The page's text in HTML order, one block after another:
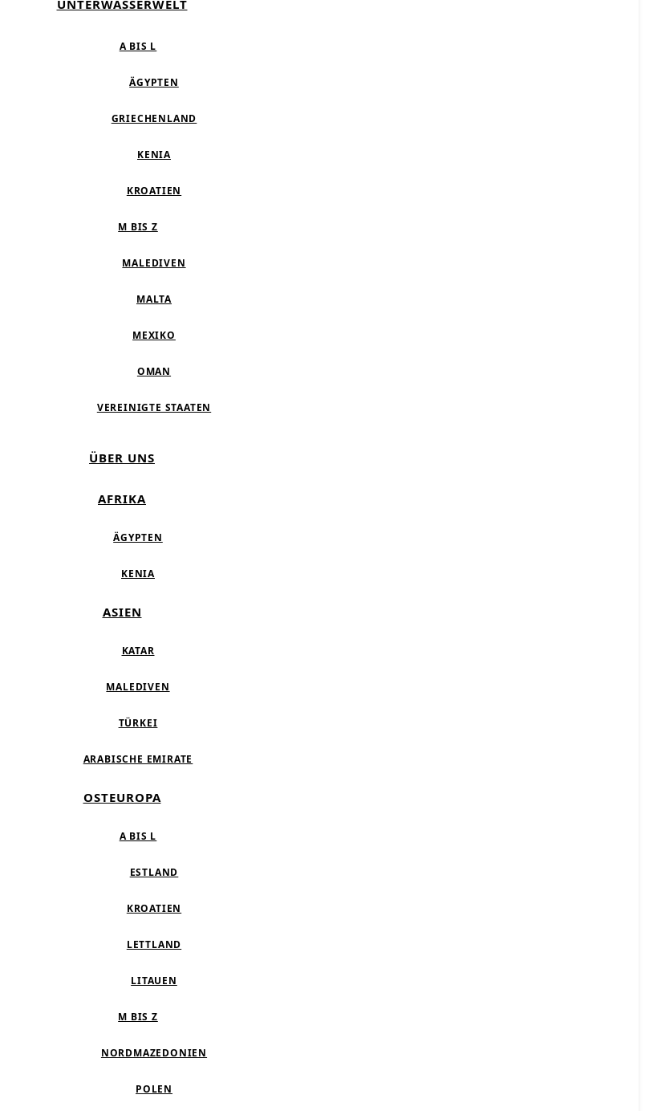
UNTERWASSERWELT
A BIS L
ÄGYPTEN
GRIECHENLAND
KENIA
KROATIEN
M BIS Z
MALEDIVEN
MALTA
MEXIKO
OMAN
VEREINIGTE STAATEN
ÜBER UNS
AFRIKA
ÄGYPTEN
KENIA
ASIEN
KATAR
MALEDIVEN
TÜRKEI
ARABISCHE EMIRATE
OSTEUROPA
A BIS L
ESTLAND
KROATIEN
LETTLAND
LITAUEN
M BIS Z
NORDMAZEDONIEN
POLEN